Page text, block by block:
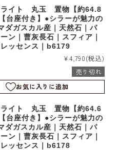
ライト 丸玉 置物【約64.8
台座付き】●シラーが魅力の
ダガスカル産｜天然石｜パ
ン｜曹灰長石｜スフィア｜
ッセンス｜b6179
¥4,790(税込)
売り切れ
お気に入りに追加
ライト 丸玉 置物【約64.6
台座付き】●シラーが魅力の
ダガスカル産｜天然石｜パ
ン｜曹灰長石｜スフィア｜
ッセンス｜b6178